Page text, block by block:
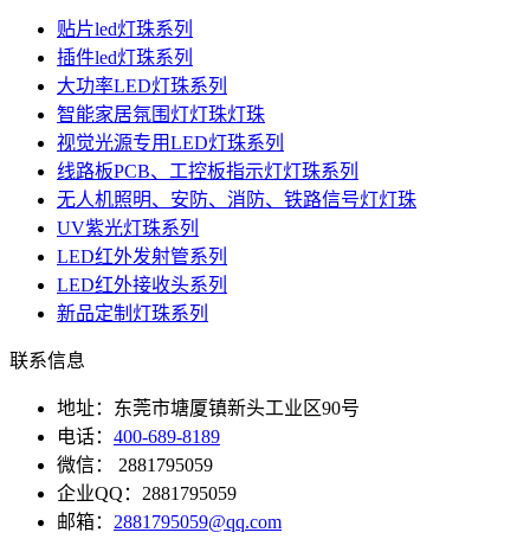
贴片led灯珠系列
插件led灯珠系列
大功率LED灯珠系列
智能家居氛围灯灯珠灯珠
视觉光源专用LED灯珠系列
线路板PCB、工控板指示灯灯珠系列
无人机照明、安防、消防、铁路信号灯灯珠
UV紫光灯珠系列
LED红外发射管系列
LED红外接收头系列
新品定制灯珠系列
联系信息
地址：东莞市塘厦镇新头工业区90号
电话： 400-689-8189
微信： 2881795059
企业QQ：2881795059
邮箱： 2881795059@qq.com